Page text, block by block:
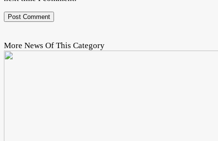
More News Of This Category